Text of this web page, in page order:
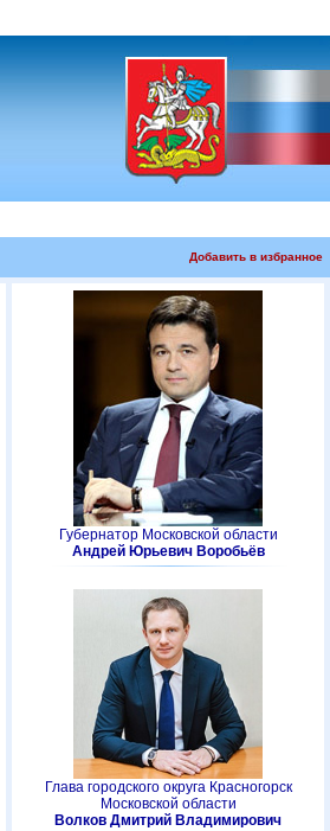
Добавить в избранное
Губернатор Московской области
Андрей Юрьевич Воробьёв
Глава городского округа Красногорск
Московской области
Волков Дмитрий Владимирович